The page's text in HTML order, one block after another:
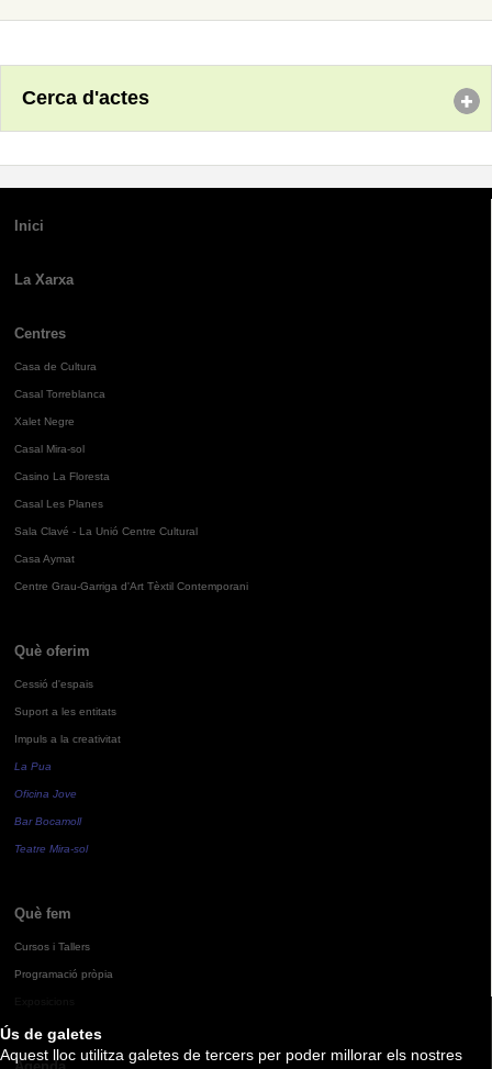
Ús de galetes
Aquest lloc utilitza galetes de tercers per poder millorar els nostres
Cerca d'actes
Inici
La Xarxa
Centres
Casa de Cultura
Casal Torreblanca
Xalet Negre
Casal Mira-sol
Casino La Floresta
Casal Les Planes
Sala Clavé - La Unió Centre Cultural
Casa Aymat
Centre Grau-Garriga d'Art Tèxtil Contemporani
Què oferim
Cessió d'espais
Suport a les entitats
Impuls a la creativitat
La Pua
Oficina Jove
Bar Bocamoll
Teatre Mira-sol
Què fem
Cursos i Tallers
Programació pròpia